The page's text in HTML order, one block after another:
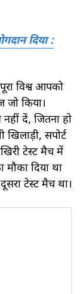
दिया :
विश्व आपको
किया।
दें, जितना हो
सपोर्ट
टेस्ट मैच में
दिया था
टेस्ट मैच था।